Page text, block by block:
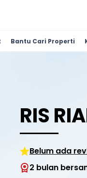
Bantu Cari Properti
RIS
Belum ada
2 bulan